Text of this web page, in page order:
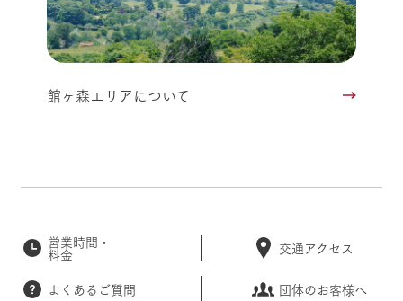
館ヶ森エリアについて
営業時間・
料金 交通アクセス
よくあるご質問
団体のお客様へ